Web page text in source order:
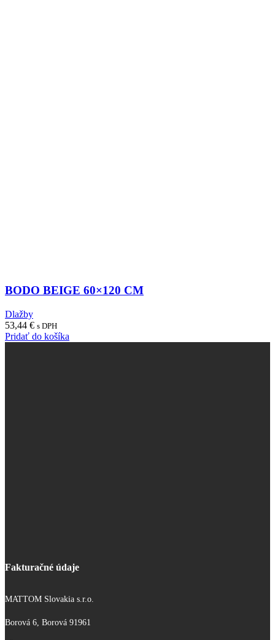
BODO BEIGE 60×120 CM
Dlažby
53,44 € s DPH
Pridať do košíka
Fakturačné údaje
MATTOM Slovakia s.r.o.
Borová 6, Borová 91961